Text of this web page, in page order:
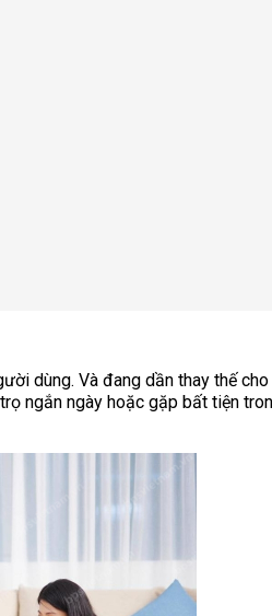
dùng. Và đang dần thay thế
ngắn ngày hoặc gặp bất tiện